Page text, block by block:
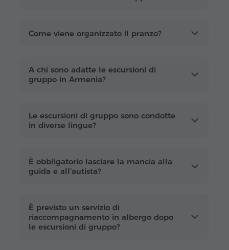
Armenia. Scegliete una data eprenotate la
dell'Armenia.
Come viene organizzato il pranzo?
A chi sono adatte le escursioni di
gruppo in Armenia?
Le escursioni di gruppo sono condotte
in diverse lingue?
È obbligatorio lasciare la mancia alla
guida e all'autista?
È previsto un servizio di
riaccompagnamento in albergo dopo
le escursioni di gruppo?